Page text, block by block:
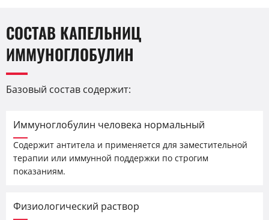
СОСТАВ КАПЕЛЬНИЦ
ИММУНОГЛОБУЛИН
Базовый состав содержит:
Иммуноглобулин человека нормальный
Содержит антитела и применяется для заместительной
терапии или иммунной поддержки по строгим
показаниям.
Физиологический раствор